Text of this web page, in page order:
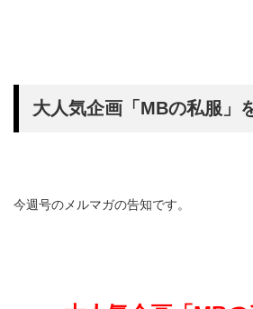
大人気企画「MBの私服」
今週号のメルマガの告知です。